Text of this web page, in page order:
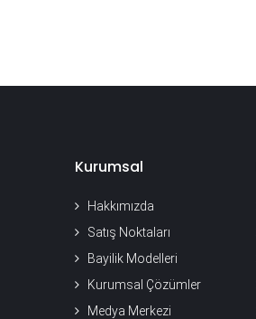
Kurumsal
Hakkımızda
Satış Noktaları
Bayilik Modelleri
Kurumsal Çözümler
Medya Merkezi